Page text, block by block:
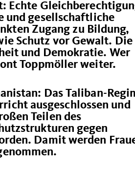
Echte
und gesellschaftliche
Zugang zu Bildung,
Schutz vor Gewalt. Die
und Demokratie. Wer
Toppmöller weiter.
Das Taliban-
ausgeschlossen und
Teilen des
gegen
Damit werden